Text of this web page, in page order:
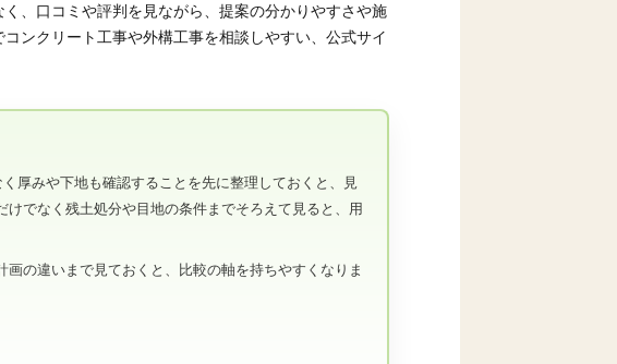
、口コミや評判を見ながら、提案の分かりやすさや施
ンクリート工事や外構工事を相談しやすい、公式サイ
厚みや下地も確認することを先に整理しておくと、見
でなく残土処分や目地の条件までそろえて見ると、用
の違いまで見ておくと、比較の軸を持ちやすくなりま